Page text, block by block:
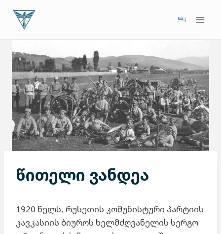
content
წითელი ვანდეა
1920 წელს, რუსეთის კომუნისტური პარტიის
კავკასიის ბიუროს ხელმძღვანელის სერგო